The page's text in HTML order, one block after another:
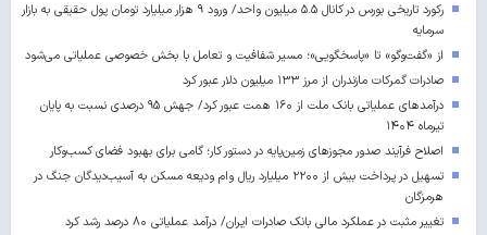
رکورد تاریخی بورس در کانال ۵.۵ میلیون واحد/ ورود ۹ هزار میلیارد تومان پول حقیقی به بازار
سرمایه
از «گفت‌وگو» تا «پاسخگویی»؛ مسیر شفافیت و تعامل با بخش خصوصی عملیاتی می‌شود
صادرات گمرکات مازندران از مرز ۱۳۳ میلیون دلار عبور کرد
درآمدهای عملیاتی بانک ملت از ۱۶۰ همت عبور کرد/ جهش ۹۵ درصدی نسبت به پایان
تیرماه ۱۴۰۴
اصلاح فرآیند صدور مجوزهای زمین‌پایه در دستور کار؛ گامی برای بهبود فضای کسب‌وکار
تسهیل در پرداخت بیش از ۲۲۰۰ میلیارد ریال وام ودیعه مسکن به آسیب‌دیدگان جنگ در
هرمزگان
تغییر مثبت در عملکرد مالی بانک صادرات ایران/ درآمد عملیاتی ۸۰ درصد رشد کرد